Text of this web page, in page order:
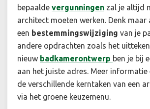
bepaalde vergunningen zal je altijd
architect moeten werken. Denk maar
een bestemmingswijziging van je
andere opdrachten zoals het
nieuw badkamerontwerp ben je bij
aan het juiste adres. Meer informatie
de verschillende kerntaken van een
via het groene keuzemenu.